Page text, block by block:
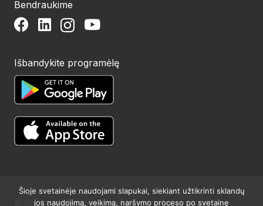
Bendraukime
Išbandykite programėlę
© 2024 UAB Structum projektai. Visos teisės saugomos.
Šioje svetainėje naudojami slapukai, siekiant užtikrinti sklandų
jos naudojimą, veikimą, naršymo proceso po svetainę